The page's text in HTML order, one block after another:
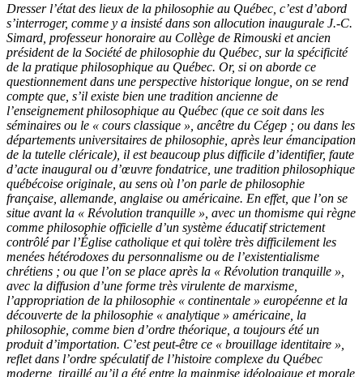
Dresser l’état des lieux de la philosophie au Québec, c’est d’abord
s’interroger, comme y a insisté dans son allocution inaugurale J.-C.
Simard, professeur honoraire au Collège de Rimouski et ancien
président de la Société de philosophie du Québec, sur la spécificité
de la pratique philosophique au Québec. Or, si on aborde ce
questionnement dans une perspective historique longue, on se rend
compte que, s’il existe bien une tradition ancienne de
l’enseignement philosophique au Québec (que ce soit dans les
séminaires ou le « cours classique », ancêtre du Cégep ; ou dans les
départements universitaires de philosophie, après leur émancipation
de la tutelle cléricale), il est beaucoup plus difficile d’identifier, faute
d’acte inaugural ou d’œuvre fondatrice, une tradition philosophique
québécoise originale, au sens où l’on parle de philosophie
française, allemande, anglaise ou américaine. En effet, que l’on se
situe avant la « Révolution tranquille », avec un thomisme qui règne
comme philosophie officielle d’un système éducatif strictement
contrôlé par l’Église catholique et qui tolère très difficilement les
menées hétérodoxes du personnalisme ou de l’existentialisme
chrétiens ; ou que l’on se place après la « Révolution tranquille »,
avec la diffusion d’une forme très virulente de marxisme,
l’appropriation de la philosophie « continentale » européenne et la
découverte de la philosophie « analytique » américaine, la
philosophie, comme bien d’ordre théorique, a toujours été un
produit d’importation. C’est peut-être ce « brouillage identitaire »,
reflet dans l’ordre spéculatif de l’histoire complexe du Québec
moderne, tiraillé qu’il a été entre la mainmise idéologique et morale